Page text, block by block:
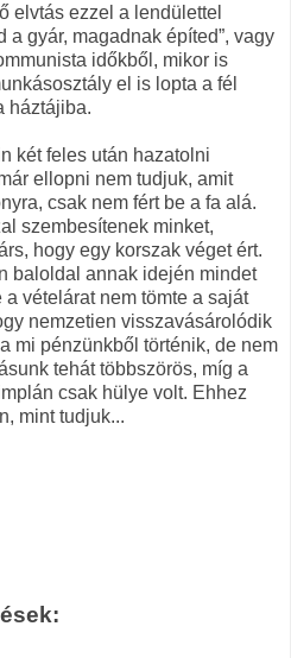
elvtás ezzel a lendülettel
a gyár, magadnak építed”, vagy
időkből, mikor is
el is lopta a fél
háztájiba.
két feles után hazatolni
ellopni nem tudjuk, amit
csak nem fért be a fa alá.
szembesítenek minket,
hogy egy korszak véget ért.
baloldal annak idején mindet
vételárat nem tömte a saját
nemzetien visszavásárolódik
mi pénzünkből történik, de nem
tehát többszörös, míg a
csak hülye volt. Ehhez
mint tudjuk...